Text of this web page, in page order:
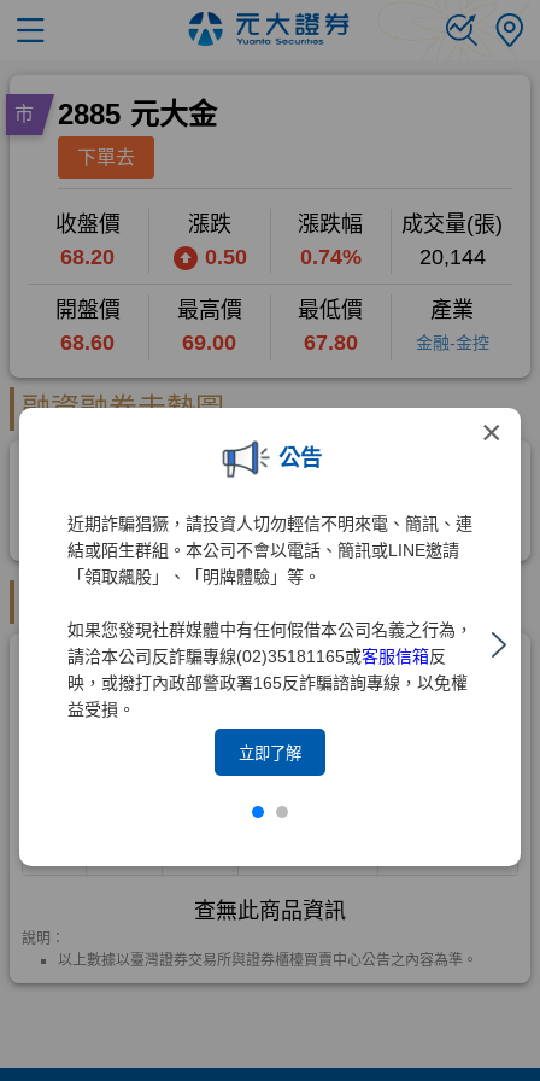
×
公告
近期詐騙猖獗，請投資人切勿輕信不明來電、簡訊、連
結或陌生群組。本公司不會以電話、簡訊或LINE邀請
「領取飆股」、「明牌體驗」等。
如果您發現社群媒體中有任何假借本公司名義之行為，
請洽本公司反詐騙專線(02)35181165或客服信箱反
映，或撥打內政部警政署165反詐騙諮詢專線，以免權
益受損。
立即了解